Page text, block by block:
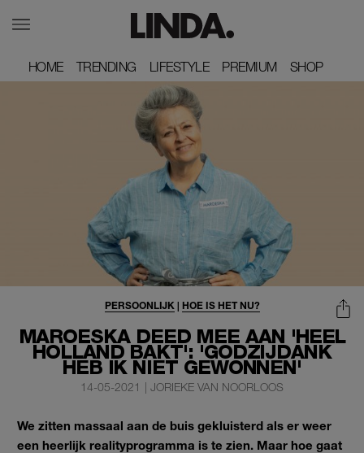
HOME
HOME TRENDING
TRENDING LIFESTYLE
LIFESTYLE PREMIUM
PREMIUM SHOP
SHOP
MAROESKA DEED MEE AAN 'HEEL
HOLLAND BAKT': 'GODZIJDANK
HEB IK NIET GEWONNEN'
PERSOONLIJK| HOE IS HET NU?
14-05-2021 | JORIEKE VAN NOORLOOS
We zitten massaal aan de buis gekluisterd als er weer
een heerlijk realityprogramma is te zien. Maar hoe gaat